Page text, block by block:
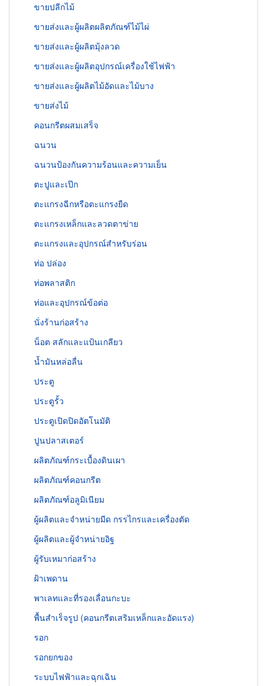
ขายปลีกไม้
ขายส่งและผู้ผลิตผลิตภัณฑ์ไม้ไผ่
ขายส่งและผู้ผลิตมุ้งลวด
ขายส่งและผู้ผลิตอุปกรณ์เครื่องใช้ไฟฟ้า
ขายส่งและผู้ผลิตไม้อัดและไม้บาง
ขายส่งไม้
คอนกรีตผสมเสร็จ
ฉนวน
ฉนวนป้องกันความร้อนและความเย็น
ตะปูและเป๊ก
ตะแกรงฉีกหรือตะแกรงยืด
ตะแกรงเหล็กและลวดตาข่าย
ตะแกรงและอุปกรณ์สำหรับร่อน
ท่อ ปล่อง
ท่อพลาสติก
ท่อและอุปกรณ์ข้อต่อ
นั่งร้านก่อสร้าง
น็อต สลักและแป้นเกลียว
น้ำมันหล่อลื่น
ประตู
ประตูรั้ว
ประตูเปิดปิดอัตโนมัติ
ปูนปลาสเตอร์
ผลิตภัณฑ์กระเบื้องดินเผา
ผลิตภัณฑ์คอนกรีต
ผลิตภัณฑ์อลูมิเนียม
ผู้ผลิตและจำหน่ายมีด กรรไกรและเครื่องตัด
ผู้ผลิตและผู้จำหน่ายอิฐ
ผู้รับเหมาก่อสร้าง
ฝ้าเพดาน
พาเลทและที่รองเลื่อนกะบะ
พื้นสำเร็จรูป (คอนกรีตเสริมเหล็กและอัดแรง)
รอก
รอกยกของ
ระบบไฟฟ้าและฉุกเฉิน